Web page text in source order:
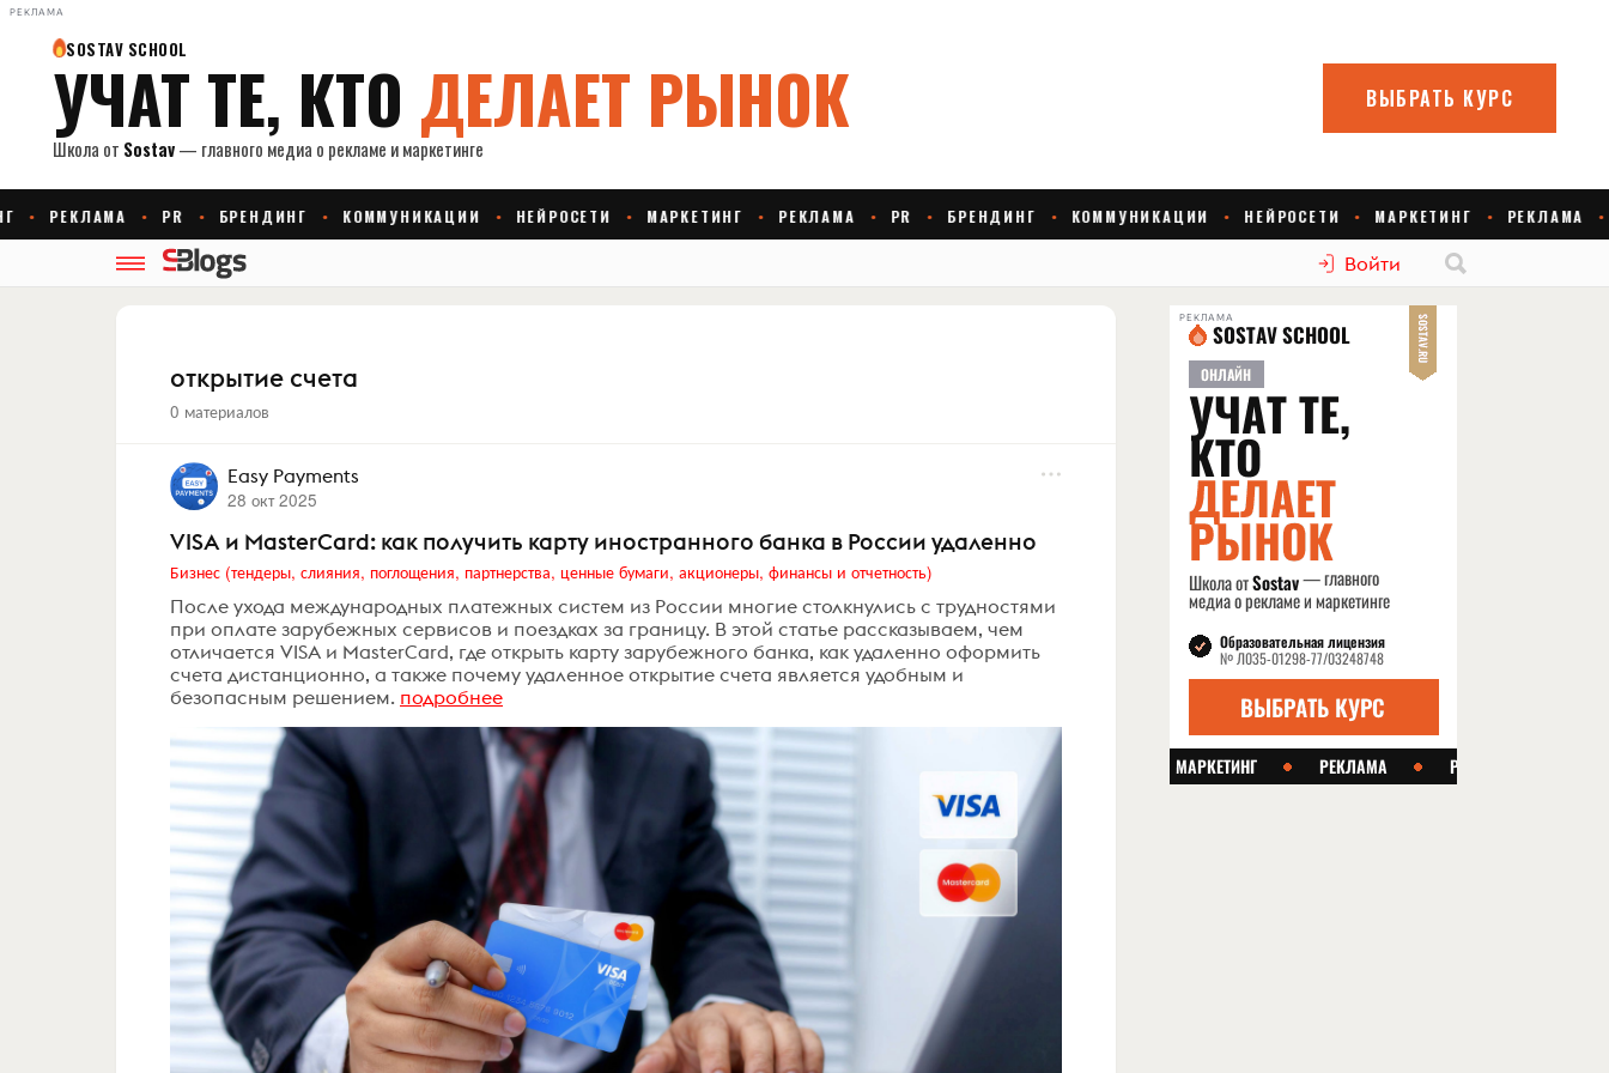
РЕКЛАМА
Войти
открытие счета
0 материалов
Easy Payments
28 окт 2025
VISA и MasterCard: как получить карту иностранного банка в России удаленно
Бизнес (тендеры, слияния, поглощения, партнерства, ценные бумаги, акционеры, финансы и отчетность)
После ухода международных платежных систем из России многие столкнулись с трудностями
при оплате зарубежных сервисов и поездках за границу. В этой статье рассказываем, чем
отличается VISA и MasterCard, где открыть карту зарубежного банка, как удаленно оформить
счета дистанционно, а также почему удаленное открытие счета является удобным и
безопасным решением. подробнее
РЕКЛАМА